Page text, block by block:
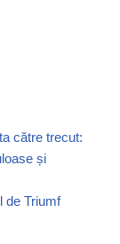
către trecut:
și
de Triumf